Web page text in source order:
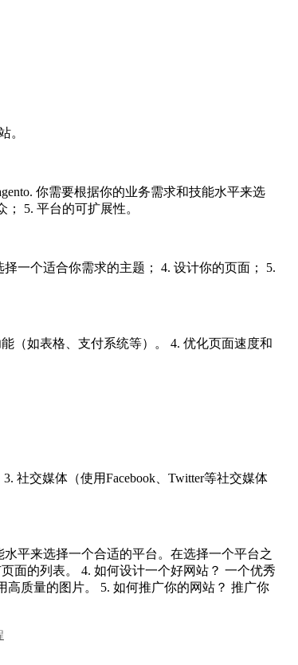
。
你需要根据你的业务需求和技能水平来选
5. 平台的可扩展性。
一个适合你需求的主题； 4. 设计你的页面； 5.
（如表格、支付系统等）。 4. 优化页面速度和
社交媒体（使用Facebook、Twitter等社交媒体
平来选择一个合适的平台。在选择一个平台之
面的列表。 4. 如何设计一个好网站？ 一个优秀
质量的图片。 5. 如何推广你的网站？ 推广你